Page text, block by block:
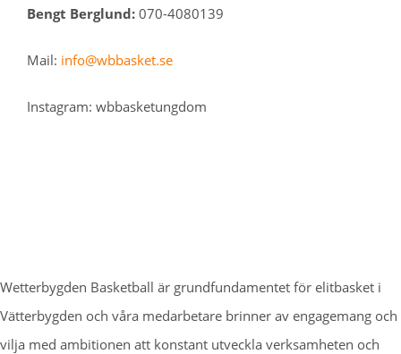
Bengt Berglund: 070-4080139
Mail: info@wbbasket.se
Instagram: wbbasketungdom
Wetterbygden Basketball är grundfundamentet för elitbasket i
Vätterbygden och våra medarbetare brinner av engagemang och
vilja med ambitionen att konstant utveckla verksamheten och